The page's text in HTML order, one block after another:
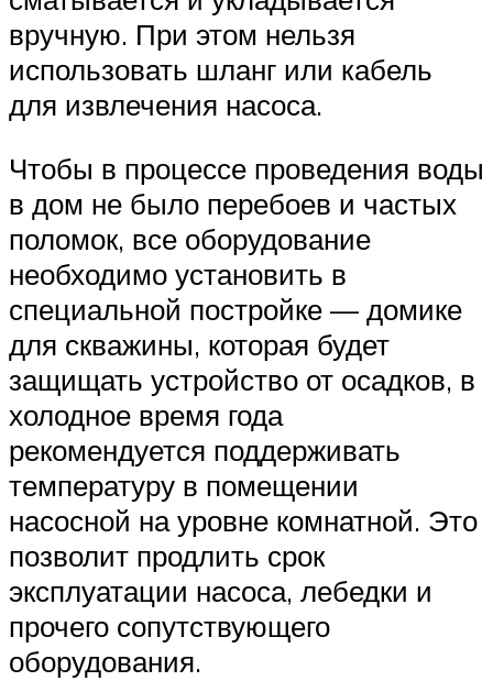
вручную. При этом нельзя
использовать шланг или кабель
для извлечения насоса.
Чтобы в процессе проведения воды
в дом не было перебоев и частых
поломок, все оборудование
необходимо установить в
специальной постройке — домике
для скважины, которая будет
защищать устройство от осадков, в
холодное время года
рекомендуется поддерживать
температуру в помещении
насосной на уровне комнатной. Это
позволит продлить срок
эксплуатации насоса, лебедки и
прочего сопутствующего
оборудования.